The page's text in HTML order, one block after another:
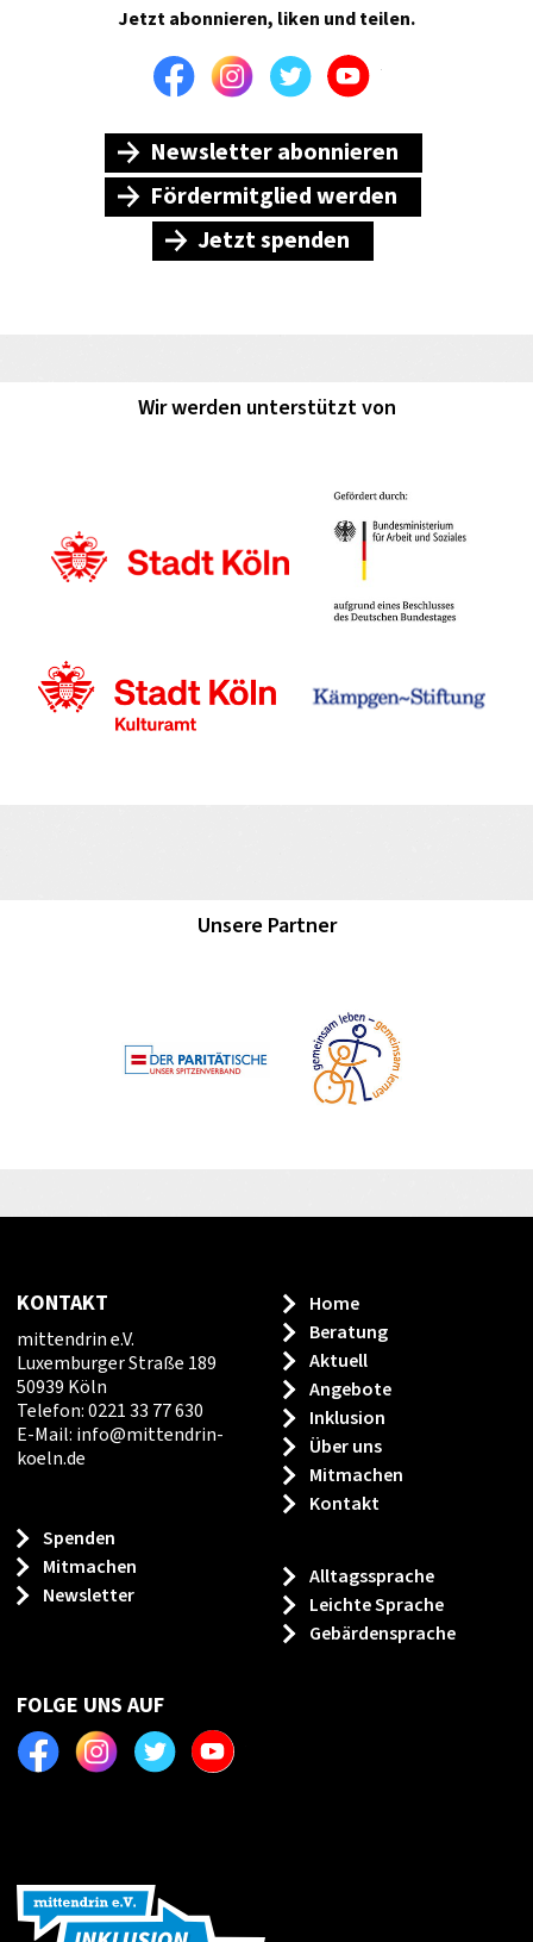
Jetzt abonnieren, liken und teilen.
FacebookInstagramTwitterYoutube
Newsletter abonnieren
Fördermitglied werden
Jetzt spenden
Wir werden unterstützt von
Unsere Partner
KONTAKT
mittendrin e.V.
Luxemburger Straße 189
50939 Köln
Telefon: 0221 33 77 630
E-Mail: info@mittendrin-
koeln.de
Spenden
Mitmachen
Newsletter
Home
Beratung
Aktuell
Angebote
Inklusion
Über uns
Mitmachen
Kontakt
Alltagssprache
Leichte Sprache
Gebärdensprache
FOLGE UNS AUF
FacebookInstagramTwitter